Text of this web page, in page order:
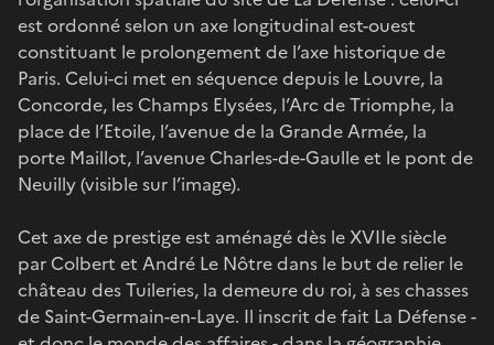
est ordonné selon un axe longitudinal est-ouest
constituant le prolongement de l’axe historique de
Paris. Celui-ci met en séquence depuis le Louvre, la
Concorde, les Champs Elysées, l’Arc de Triomphe, la
place de l’Etoile, l’avenue de la Grande Armée, la
porte Maillot, l’avenue Charles-de-Gaulle et le pont de
Neuilly (visible sur l’image).
Cet axe de prestige est aménagé dès le XVIIe siècle
par Colbert et André Le Nôtre dans le but de relier le
château des Tuileries, la demeure du roi, à ses chasses
de Saint-Germain-en-Laye. Il inscrit de fait La Défense -